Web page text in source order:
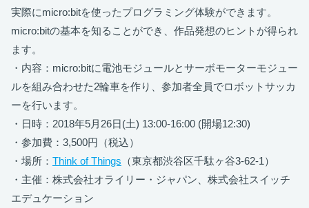
実際にmicro:bitを使ったプログラミング体験ができます。
micro:bitの基本を知ることができ、作品発想のヒントが得られ
ます。
・内容：micro:bitに電池モジュールとサーボモーターモジュー
ルを組み合わせた2輪車を作り、参加者全員でロボットサッカ
ーを行います。
・日時：2018年5月26日(土) 13:00-16:00 (開場12:30)
・参加費：3,500円（税込）
・場所： Think of Things （東京都渋谷区千駄ヶ谷3-62-1）
・主催：株式会社オライリー・ジャパン、株式会社スイッチ
エデュケーション